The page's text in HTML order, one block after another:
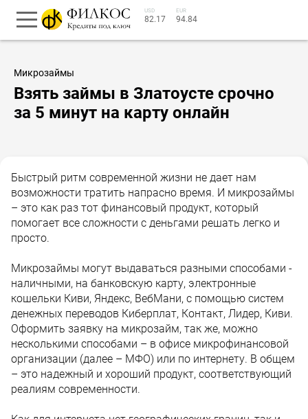
USD
82.17
EUR
94.84
Микрозаймы
Взять займы в Златоусте срочно
за 5 минут на карту онлайн
Быстрый ритм современной жизни не дает нам
возможности тратить напрасно время. И микрозаймы
– это как раз тот финансовый продукт, который
помогает все сложности с деньгами решать легко и
просто.
Микрозаймы могут выдаваться разными способами -
наличными, на банковскую карту, электронные
кошельки Киви, Яндекс, ВебМани, с помощью систем
денежных переводов Киберплат, Контакт, Лидер, Киви.
Оформить заявку на микрозайм, так же, можно
несколькими способами – в офисе микрофинансовой
организации (далее – МФО) или по интернету. В общем
– это надежный и хороший продукт, соответствующий
реалиям современности.